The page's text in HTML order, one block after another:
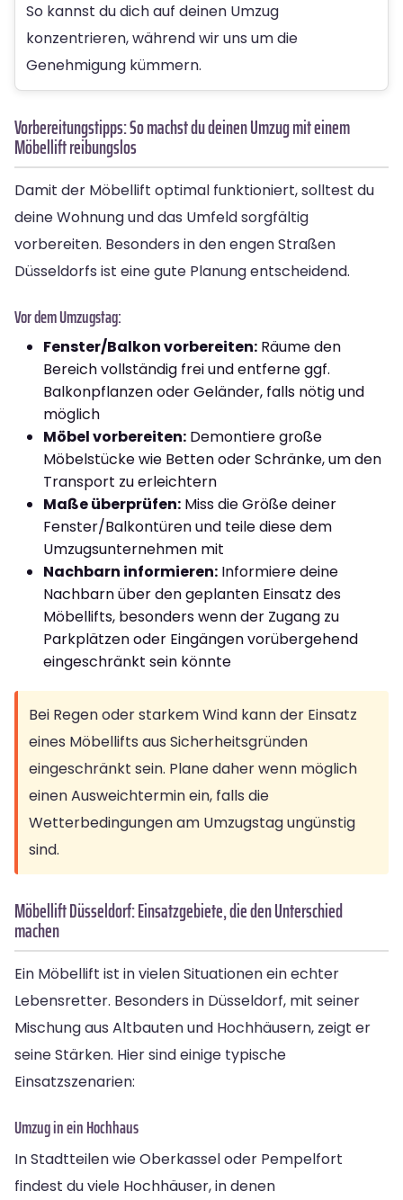
So kannst du dich auf deinen Umzug
konzentrieren, während wir uns um die
Genehmigung kümmern.
Vorbereitungstipps: So machst du deinen Umzug mit einem
Möbellift reibungslos
Damit der Möbellift optimal funktioniert, solltest du
deine Wohnung und das Umfeld sorgfältig
vorbereiten. Besonders in den engen Straßen
Düsseldorfs ist eine gute Planung entscheidend.
Vor dem Umzugstag:
Fenster/Balkon vorbereiten: Räume den
Bereich vollständig frei und entferne ggf.
Balkonpflanzen oder Geländer, falls nötig und
möglich
Möbel vorbereiten: Demontiere große
Möbelstücke wie Betten oder Schränke, um den
Transport zu erleichtern
Maße überprüfen: Miss die Größe deiner
Fenster/Balkontüren und teile diese dem
Umzugsunternehmen mit
Nachbarn informieren: Informiere deine
Nachbarn über den geplanten Einsatz des
Möbellifts, besonders wenn der Zugang zu
Parkplätzen oder Eingängen vorübergehend
eingeschränkt sein könnte
Bei Regen oder starkem Wind kann der Einsatz
eines Möbellifts aus Sicherheitsgründen
eingeschränkt sein. Plane daher wenn möglich
einen Ausweichtermin ein, falls die
Wetterbedingungen am Umzugstag ungünstig
sind.
Möbellift Düsseldorf: Einsatzgebiete, die den Unterschied
machen
Ein Möbellift ist in vielen Situationen ein echter
Lebensretter. Besonders in Düsseldorf, mit seiner
Mischung aus Altbauten und Hochhäusern, zeigt er
seine Stärken. Hier sind einige typische
Einsatzszenarien:
Umzug in ein Hochhaus
In Stadtteilen wie Oberkassel oder Pempelfort
findest du viele Hochhäuser, in denen